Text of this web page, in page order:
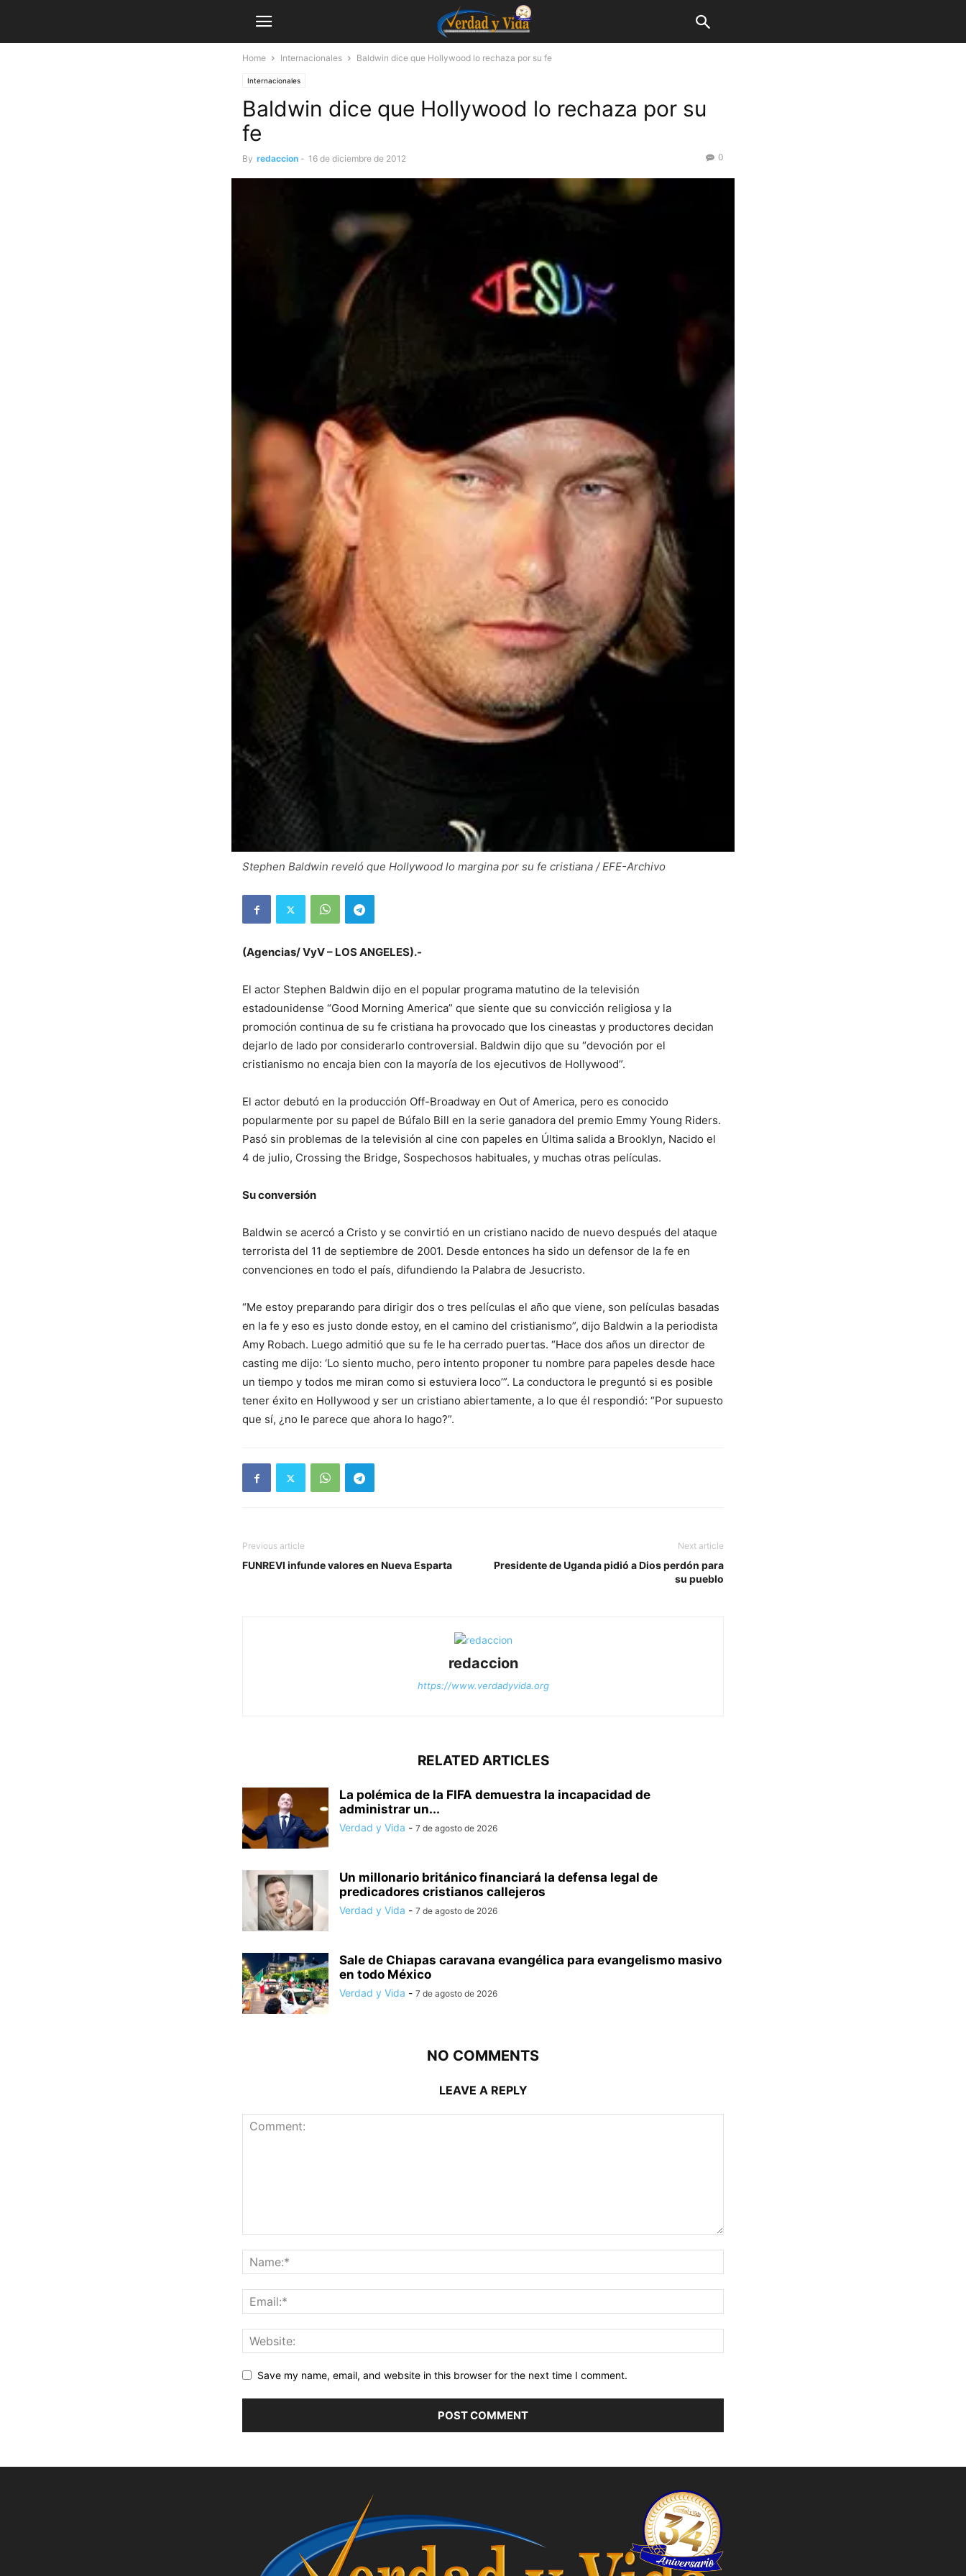
Home Internacionales Baldwin dice que Hollywood lo rechaza por su fe
Internacionales
Baldwin dice que Hollywood lo rechaza por su
fe
By redaccion - 16 de diciembre de 2012 0
Stephen Baldwin reveló que Hollywood lo margina por su fe cristiana / EFE-Archivo
(Agencias/ VyV – LOS ANGELES).-
El actor Stephen Baldwin dijo en el popular programa matutino de la televisión
estadounidense “Good Morning America” que siente que su convicción religiosa y la
promoción continua de su fe cristiana ha provocado que los cineastas y productores decidan
dejarlo de lado por considerarlo controversial. Baldwin dijo que su “devoción por el
cristianismo no encaja bien con la mayoría de los ejecutivos de Hollywood”.
El actor debutó en la producción Off-Broadway en Out of America, pero es conocido
popularmente por su papel de Búfalo Bill en la serie ganadora del premio Emmy Young Riders.
Pasó sin problemas de la televisión al cine con papeles en Última salida a Brooklyn, Nacido el
4 de julio, Crossing the Bridge, Sospechosos habituales, y muchas otras películas.
Su conversión
Baldwin se acercó a Cristo y se convirtió en un cristiano nacido de nuevo después del ataque
terrorista del 11 de septiembre de 2001. Desde entonces ha sido un defensor de la fe en
convenciones en todo el país, difundiendo la Palabra de Jesucristo.
“Me estoy preparando para dirigir dos o tres películas el año que viene, son películas basadas
en la fe y eso es justo donde estoy, en el camino del cristianismo”, dijo Baldwin a la periodista
Amy Robach. Luego admitió que su fe le ha cerrado puertas. “Hace dos años un director de
casting me dijo: ‘Lo siento mucho, pero intento proponer tu nombre para papeles desde hace
un tiempo y todos me miran como si estuviera loco’”. La conductora le preguntó si es posible
tener éxito en Hollywood y ser un cristiano abiertamente, a lo que él respondió: “Por supuesto
que sí, ¿no le parece que ahora lo hago?”.
Previous article
FUNREVI infunde valores en Nueva Esparta
Next article
Presidente de Uganda pidió a Dios perdón para
su pueblo
redaccion
https://www.verdadyvida.org
RELATED ARTICLES
La polémica de la FIFA demuestra la incapacidad de
administrar un...
Verdad y Vida - 7 de agosto de 2026
Un millonario británico financiará la defensa legal de
predicadores cristianos callejeros
Verdad y Vida - 7 de agosto de 2026
Sale de Chiapas caravana evangélica para evangelismo masivo
en todo México
Verdad y Vida - 7 de agosto de 2026
NO COMMENTS
LEAVE A REPLY
Save my name, email, and website in this browser for the next time I comment.